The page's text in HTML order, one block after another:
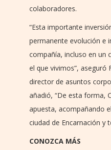
colaboradores.
“Esta importante
permanente evolución e
compañía, incluso en
el que vivimos”, aseguró
director de asuntos
añadió, “De esta forma,
apuesta, acompañando
ciudad de Encarnación y
CONOZCA MÁS